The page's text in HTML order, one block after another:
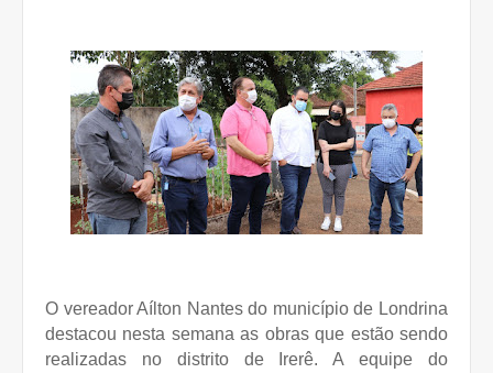
O vereador Aílton Nantes do município de Londrina
destacou nesta semana as obras que estão sendo
realizadas no distrito de Irerê. A equipe do